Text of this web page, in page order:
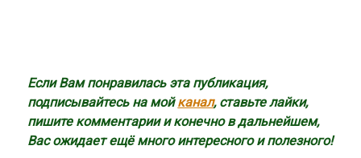
Если Вам понравилась эта публикация,
подписывайтесь на мойканал, ставьте лайки,
пишите комментарии и конечно в дальнейшем,
Вас ожидает ещё много интересного и полезного!